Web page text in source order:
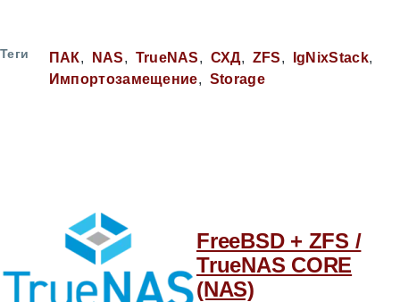
Теги ПАК NAS TrueNAS СХД ZFS
IgNixStack
Импортозамещение
Storage
FreeBSD + ZFS /
TrueNAS CORE
(NAS)